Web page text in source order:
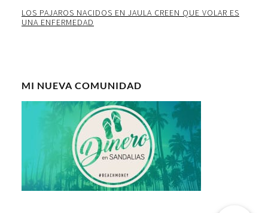
LOS PAJAROS NACIDOS EN JAULA CREEN QUE VOLAR ES
UNA ENFERMEDAD
MI NUEVA COMUNIDAD